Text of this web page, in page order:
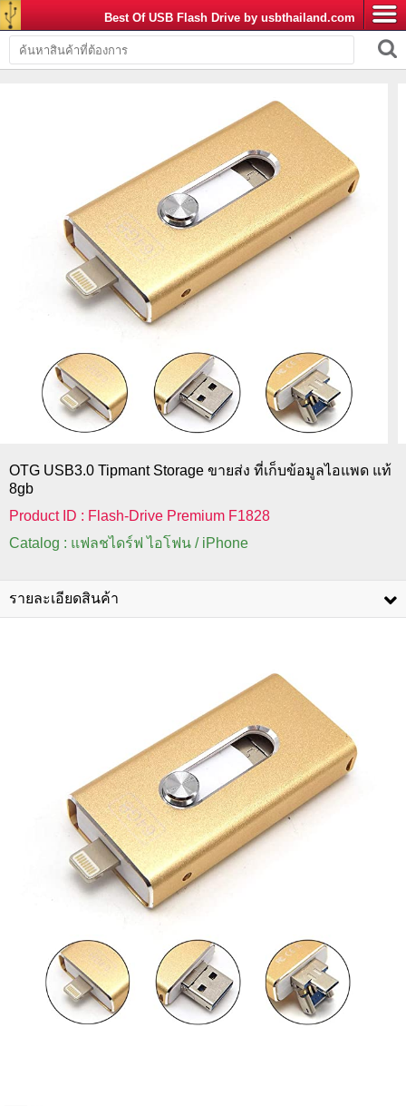
Best Of USB Flash Drive by usbthailand.com
OTG USB3.0 Tipmant Storage ขายส่ง ที่เก็บข้อมูลไอแพด แท้
8gb
Product ID : Flash-Drive Premium F1828
Catalog : แฟลชไดร์ฟ ไอโฟน / iPhone
รายละเอียดสินค้า